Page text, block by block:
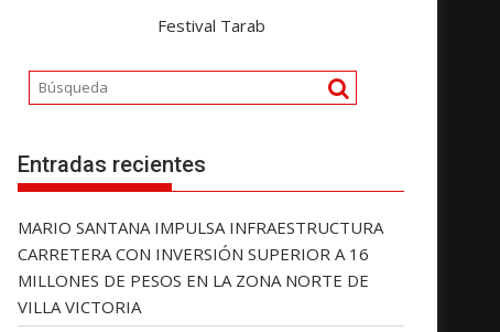
Festival Tarab
Entradas recientes
MARIO SANTANA IMPULSA INFRAESTRUCTURA
CARRETERA CON INVERSIÓN SUPERIOR A 16
MILLONES DE PESOS EN LA ZONA NORTE DE
VILLA VICTORIA